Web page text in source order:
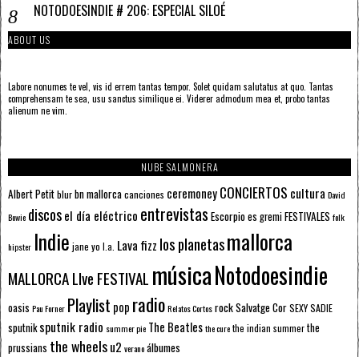
NOTODOESINDIE # 206: ESPECIAL SILOÉ
ABOUT US
Labore nonumes te vel, vis id errem tantas tempor. Solet quidam salutatus at quo. Tantas
comprehensam te sea, usu sanctus similique ei. Viderer admodum mea et, probo tantas
alienum ne vim.
NUBE SALMONERA
Albert Petitblurbn mallorcacanciones ceremoneyCONCIERTOS cultura David
Bowie discosel día eléctrico entrevistas Escorpioes gremiFESTIVALES folk
hipster Indie jane yo l.a. Lava fizz los planetasmallorca
MALLORCA LIve FESTIVAL músicaNotodoesindie
oasis Pau Forner Playlist pop radioRelatos CortosrockSalvatge CorSEXY SADIE
sputnik sputnik radio summer pie The Beatlesthe curethe indian summerthe
prussians the wheelsu2 veranoálbumes